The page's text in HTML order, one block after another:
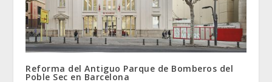
Reforma del Antiguo Parque de Bomberos del
Poble Sec en Barcelona